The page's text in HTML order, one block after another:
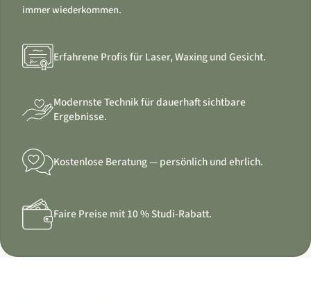
immer wiederkommen.
Erfahrene Profis für Laser, Waxing und Gesicht.
Modernste Technik für dauerhaft sichtbare
Ergebnisse.
Kostenlose Beratung — persönlich und ehrlich.
Faire Preise mit 10 % Studi-Rabatt.